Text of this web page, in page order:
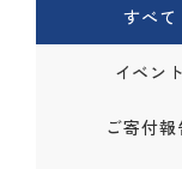
すべて
イベント
ご寄付報